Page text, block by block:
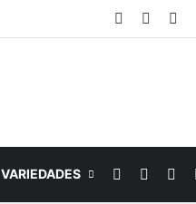
Facebook
VARIEDADES Facebook